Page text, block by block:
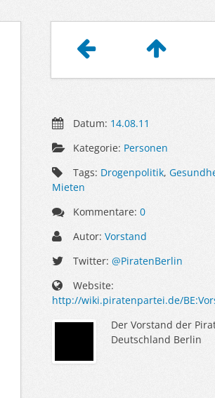
Datum: 14.08.11
Kategorie: Personen
Tags: Drogenpolitik,
Mieten
Kommentare:0
Autor:Vorstand
Twitter:@PiratenBerlin
Website:
http://wiki.piratenpartei.de/
Der Vorstand der
Deutschland Berlin